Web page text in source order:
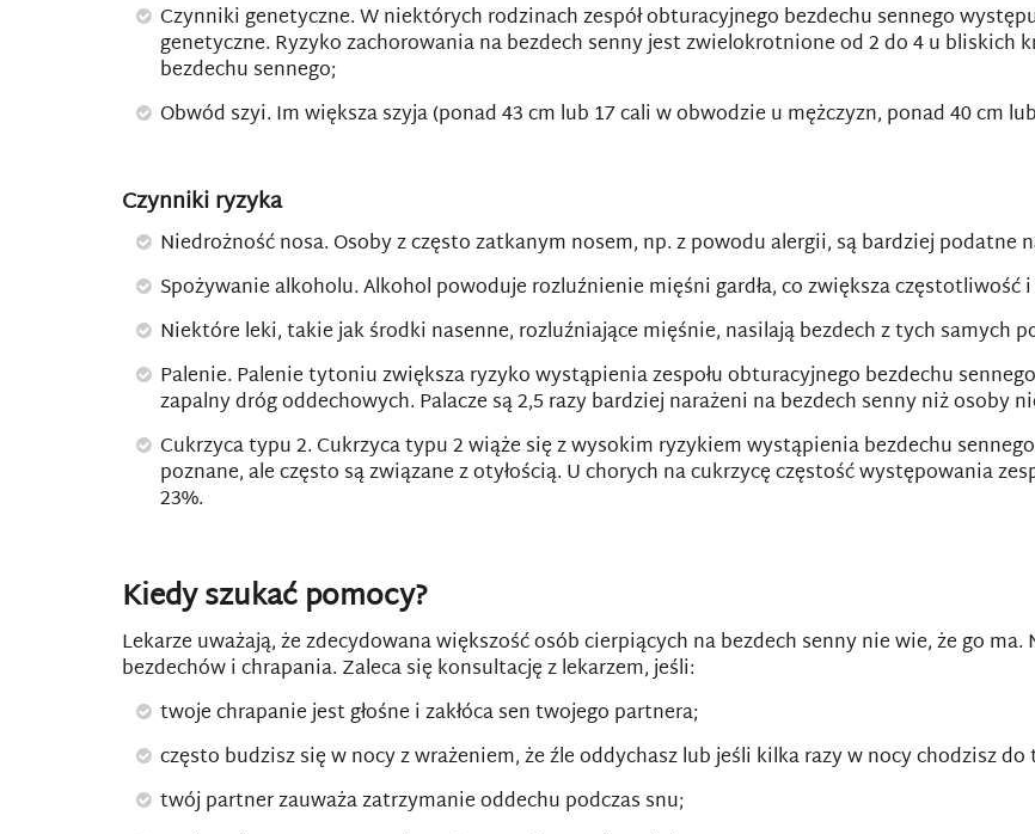
Czynniki genetyczne. W niektórych rodzinach zespół obturacyjnego bezdechu sennego
genetyczne. Ryzyko zachorowania na bezdech senny jest zwielokrotnione od 2 do 4 u bliskich
bezdechu sennego;
Obwód szyi. Im większa szyja (ponad 43 cm lub 17 cali w obwodzie u mężczyzn, ponad 40 cm
Czynniki ryzyka
Niedrożność nosa. Osoby z często zatkanym nosem, np. z powodu alergii, są bardziej podatne
Spożywanie alkoholu. Alkohol powoduje rozluźnienie mięśni gardła, co zwiększa częstotliwość
Niektóre leki, takie jak środki nasenne, rozluźniające mięśnie, nasilają bezdech z tych samych
Palenie. Palenie tytoniu zwiększa ryzyko wystąpienia zespołu obturacyjnego bezdechu
zapalny dróg oddechowych. Palacze są 2,5 razy bardziej narażeni na bezdech senny niż osoby
Cukrzyca typu 2. Cukrzyca typu 2 wiąże się z wysokim ryzykiem wystąpienia bezdechu
poznane, ale często są związane z otyłością. U chorych na cukrzycę częstość występowania
23%.
Kiedy szukać pomocy?
Lekarze uważają, że zdecydowana większość osób cierpiących na bezdech senny nie wie, że go ma.
bezdechów i chrapania. Zaleca się konsultację z lekarzem, jeśli:
twoje chrapanie jest głośne i zakłóca sen twojego partnera;
często budzisz się w nocy z wrażeniem, że źle oddychasz lub jeśli kilka razy w nocy chodzisz
twój partner zauważa zatrzymanie oddechu podczas snu;